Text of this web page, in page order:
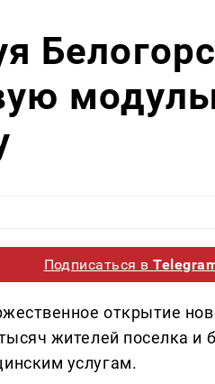
Подписаться в
открытие
жителей поселка и
услугам.